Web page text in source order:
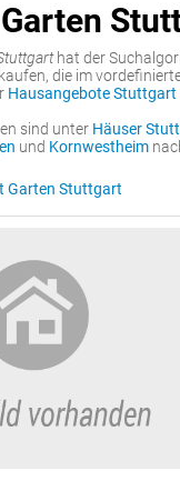
hat der
die im
Hausangebote Stuttgart
sind unter Häuser
und Kornwestheim
Garten Stuttgart